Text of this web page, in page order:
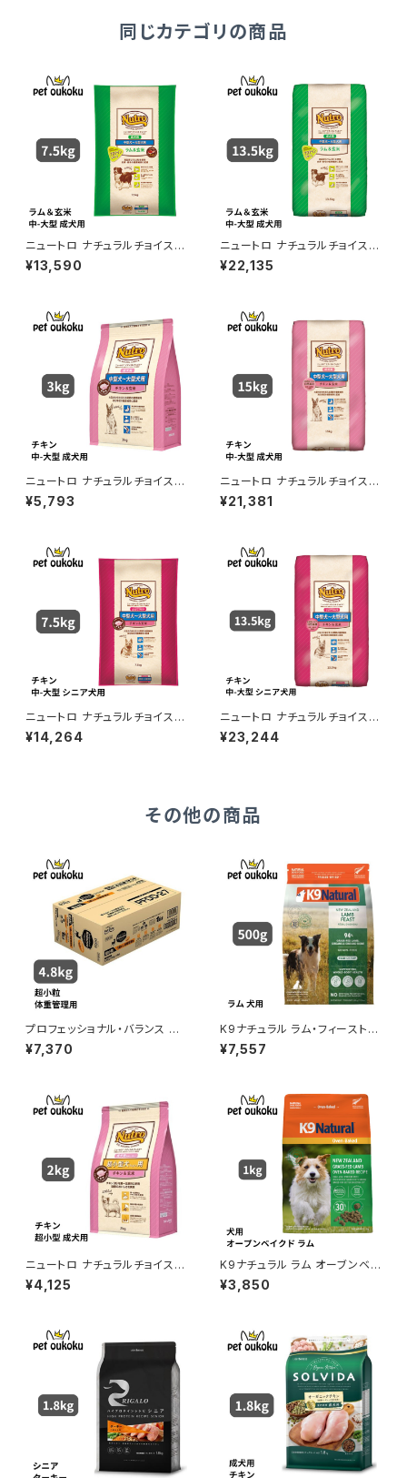
同じカテゴリの商品
ニュートロ ナチュラルチョイス
ラム＆玄米 中型犬〜大型犬 成
犬用 7.5kg 456235878678
¥13,590
ニュートロ ナチュラルチョイス
ラム＆玄米 中型犬〜大型犬 成
犬用 13.5kg 007910511350
¥22,135
ニュートロ ナチュラルチョイス
チキン＆玄米 中型犬〜大型犬
成犬用 3kg 456235878369
¥5,793
ニュートロ ナチュラルチョイス
チキン＆玄米 中型犬〜大型犬
成犬用 15kg 007910510075
¥21,381
ニュートロ ナチュラルチョイス
チキン＆玄米 中型〜大型犬 エ
イジングケア 7.5kg 4562358
¥14,264
ニュートロ ナチュラルチョイス
チキン＆玄米 中型〜大型犬 エ
イジングケア 13.5kg 007910
¥23,244
その他の商品
プロフェッショナル・バランス 超
小粒 1歳から成犬用 体重管理4.
8kg
¥7,370
K9ナチュラル ラム・フィースト 5
00g
¥7,557
ニュートロ ナチュラルチョイス
チキン＆玄米 超小型犬用 成犬
用 2kg 4562358780097
¥4,125
K9ナチュラル ラム オーブンベイ
クド 1kg 9421036373288
¥3,850